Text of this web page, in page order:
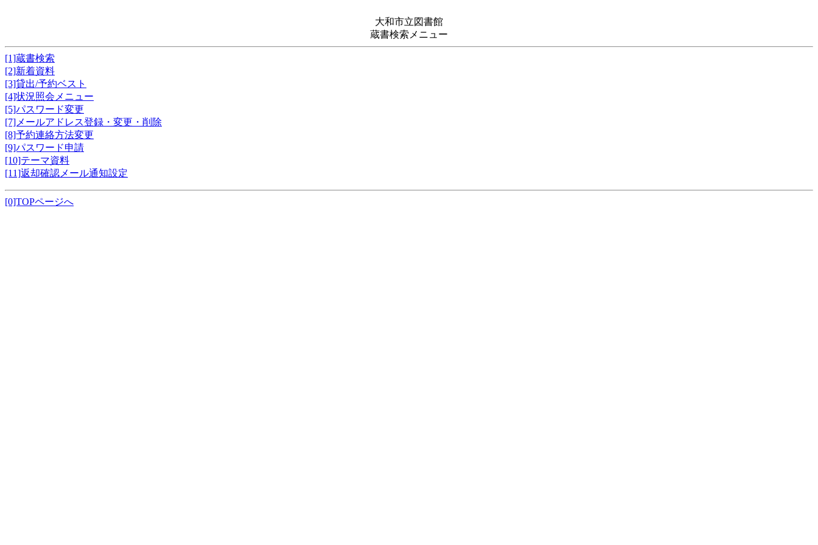
大和市立図書館
蔵書検索メニュー
[1]蔵書検索
[2]新着資料
[3]貸出/予約ベスト
[4]状況照会メニュー
[5]パスワード変更
[7]メールアドレス登録・変更・削除
[8]予約連絡方法変更
[9]パスワード申請
[10]テーマ資料
[11]返却確認メール通知設定
[0]TOPページへ